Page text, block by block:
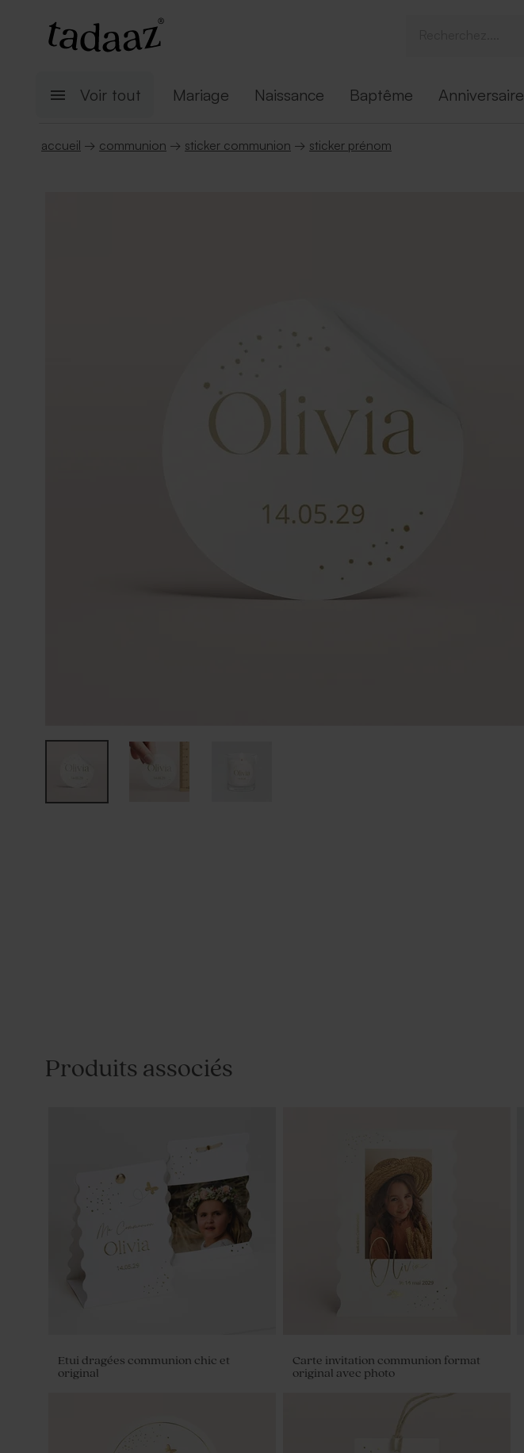
Voir tout Mariage Naissance Baptême Anniversaire
accueil → communion → sticker communion → sticker prénom
Produits associés
Etui dragées communion chic et
original
Carte invitation communion format
original avec photo